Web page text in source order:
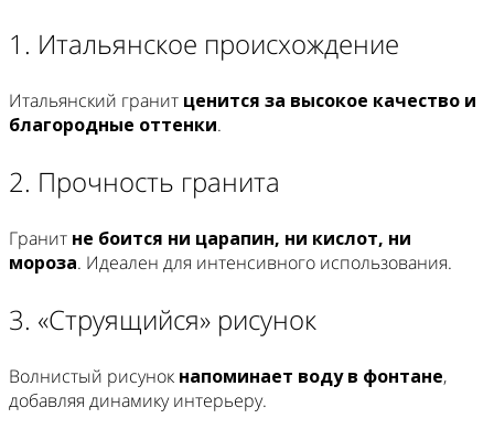
1. Итальянское происхождение
Итальянский гранит ценится за высокое качество и
благородные оттенки.
2. Прочность гранита
Гранит не боится ни царапин, ни кислот, ни
мороза. Идеален для интенсивного использования.
3. «Струящийся» рисунок
Волнистый рисунок напоминает воду в фонтане,
добавляя динамику интерьеру.